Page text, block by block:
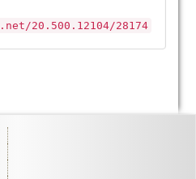
20.500.12104/28174